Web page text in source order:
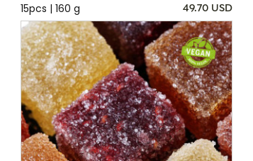
15pcs | 160 g
49.70 USD